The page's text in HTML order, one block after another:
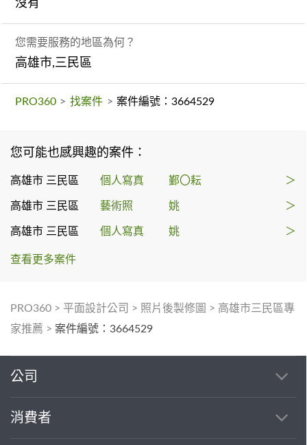
沒有
您需要服務的地區為何？
高雄市,三民區
PRO360 > 找案件 > 案件編號：3664529
您可能也感興趣的案件：
高雄市 三民區 個人寫真 鄞〇耘 ＞
高雄市 三民區 藝術照 姚 ＞
高雄市 三民區 個人寫真 姚 ＞
查看更多案件
PRO360 > 平面設計公司 > 照片後製修圖 > 高雄市三民區專
家推薦 > 案件編號：3664529
公司
消費者